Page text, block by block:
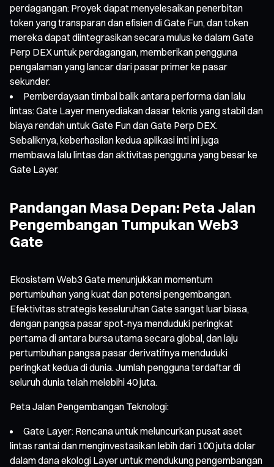
perdagangan: Proyek dapat menyelesaikan penerbitan
token yang transparan dan efisien di Gate Fun, dan token
mereka dapat diintegrasikan secara mulus ke dalam Gate
Perp DEX untuk perdagangan, memberikan pengguna
pengalaman yang lancar dari pasar primer ke pasar
sekunder.
Pemberdayaan timbal balik antara performa dan lalu
lintas: Gate Layer menyediakan dasar teknis yang stabil dan
biaya rendah untuk Gate Fun dan Gate Perp DEX.
Sebaliknya, keberhasilan kedua aplikasi inti ini juga
membawa lalu lintas dan aktivitas pengguna yang besar ke
Gate Layer.
Pandangan Masa Depan: Peta Jalan
Pengembangan Tumpukan Web3
Gate
Ekosistem Web3 Gate menunjukkan momentum
pertumbuhan yang kuat dan potensi pengembangan.
Efektivitas strategis keseluruhan Gate sangat luar biasa,
dengan pangsa pasar spot-nya menduduki peringkat
pertama di antara bursa utama secara global, dan laju
pertumbuhan pangsa pasar derivatifnya menduduki
peringkat kedua di dunia. Jumlah pengguna terdaftar di
seluruh dunia telah melebihi 40 juta.
Peta Jalan Pengembangan Teknologi:
Gate Layer: Rencana untuk meluncurkan pusat aset
lintas rantai dan menginvestasikan lebih dari 100 juta dolar
dalam dana ekologi Layer untuk mendukung pengembangan